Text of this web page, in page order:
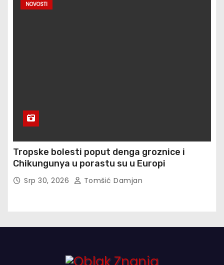
NOVOSTI
Tropske bolesti poput denga groznice i
Chikungunya u porastu su u Europi
Srp 30, 2026 Tomšić Damjan